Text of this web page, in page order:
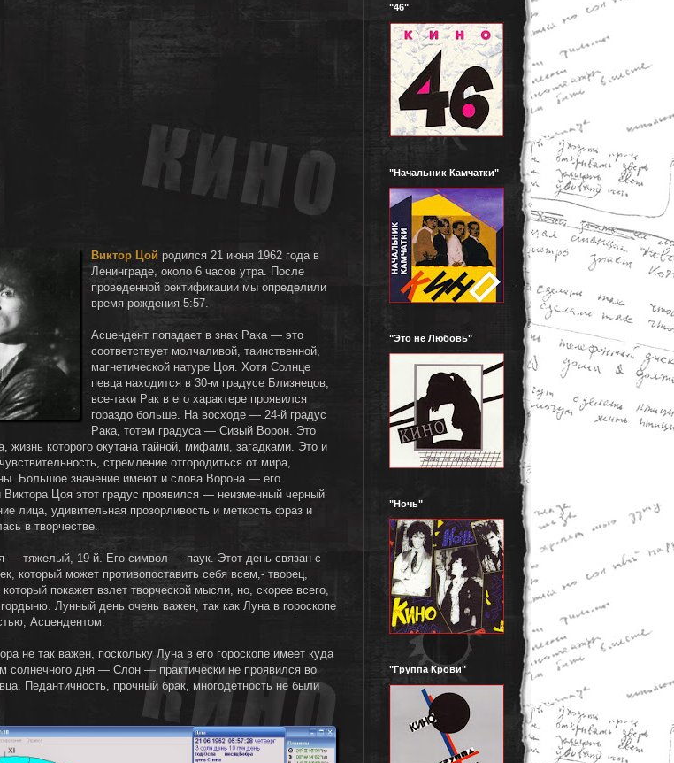
Виктор Цой родился 21 июня 1962 года в
Ленинграде, около 6 часов утра. После
проведенной ректификации мы определили
время рождения 5:57.
Асцендент попадает в знак Рака — это
соответствует молчаливой, таинственной,
магнетической натуре Цоя. Хотя Солнце
певца находится в 30-м градусе Близнецов,
все-таки Рак в его характере проявился
гораздо больше. На восходе — 24-й градус
Рака, тотем градуса — Сизый Ворон. Это
жизнь которого окутана тайной, мифами, загадками. Это и
стремление отгородиться от мира,
Большое значение имеют и слова Ворона — его
Виктора Цоя этот градус проявился — неизменный черный
лица, удивительная прозорливость и меткость фраз и
в творчестве.
— тяжелый, 19-й. Его символ — паук. Этот день связан с
который может противопоставить себя всем,- творец,
покажет взлет творческой мысли, но, скорее всего,
Лунный день очень важен, так как Луна в гороскопе
Асцендентом.
не так важен, поскольку Луна в его гороскопе имеет куда
солнечного дня — Слон — практически не проявился во
Педантичность, прочный брак, многодетность не были
"46"
"Начальник Камчатки"
"Это не Любовь"
"Ночь"
"Группа Крови"